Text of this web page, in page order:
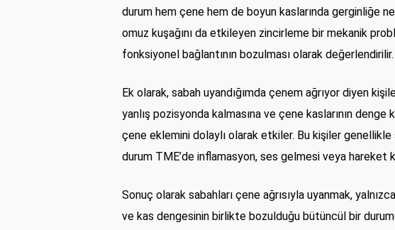
durum hem çene hem de boyun kaslarında gerginliğe
omuz kuşağını da etkileyen zincirleme bir mekanik
fonksiyonel bağlantının bozulması olarak değerlendirilir.
Ek olarak, sabah uyandığımda çenem ağrıyor diyen
yanlış pozisyonda kalmasına ve çene kaslarının
çene eklemini dolaylı olarak etkiler. Bu kişiler genellikle
durum TME’de inflamasyon, ses gelmesi veya hareket
Sonuç olarak sabahları çene ağrısıyla uyanmak,
ve kas dengesinin birlikte bozulduğu bütüncül bir